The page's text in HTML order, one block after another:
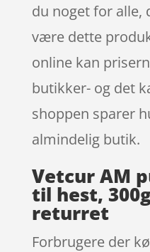
du noget for alle,
være dette
online kan
butikker- og det
shoppen sparer
almindelig butik.
Vetcur AM
til hest,
returret
Forbrugere der